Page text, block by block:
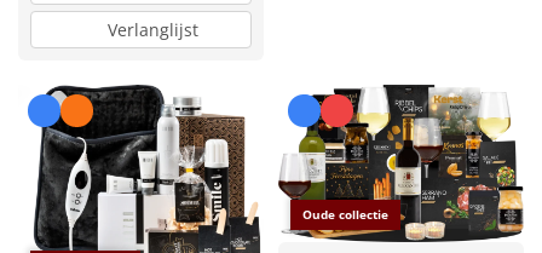
Verlanglijst
Oude collectie